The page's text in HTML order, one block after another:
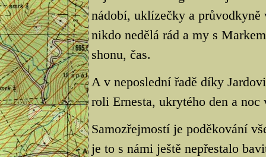
nádobí, uklízečky a průvodkyně
nikdo nedělá rád a my s
shonu, čas.
A v neposlední řadě díky
roli Ernesta, ukrytého den a
Samozřejmostí je poděkování
je to s námi ještě nepřestalo